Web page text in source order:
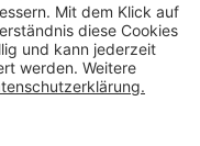
Prominenten, die
haben keine der auf
empfohlen oder
in Österreich